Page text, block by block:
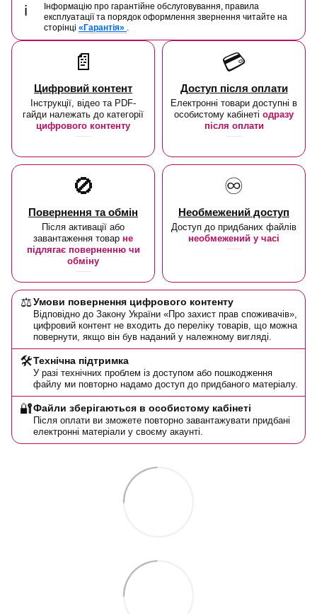
ℹ️
Інформацію про гарантійне обслуговування, правила
експлуатації та порядок оформлення звернення читайте на
сторінці «Гарантія» .
📄
Цифровий контент
Інструкції, відео та PDF-
гайди належать до категорії
цифрового контенту
💳
Доступ після оплати
Електронні товари доступні в
особистому кабінеті одразу
після оплати
🚫
Повернення та обмін
Після активації або
завантаження товар не
підлягає поверненню чи
обміну
♾️
Необмежений доступ
Доступ до придбаних файлів
необмежений у часі
⚖️Умови повернення цифрового контенту
Відповідно до Закону України «Про захист прав споживачів»,
цифровий контент не входить до переліку товарів, що можна
повернути, якщо він був наданий у належному вигляді.
🛠️Технічна підтримка
У разі технічних проблем із доступом або пошкодження
файлу ми повторно надамо доступ до придбаного матеріалу.
🔐Файли зберігаються в особистому кабінеті
Після оплати ви зможете повторно завантажувати придбані
електронні матеріали у своєму акаунті.